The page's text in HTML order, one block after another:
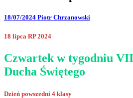
18/07/2024 Piotr Chrzanowski
18 lipca RP 2024
Czwartek w tygodniu
Ducha Świętego
Dzień powszedni 4 klasy